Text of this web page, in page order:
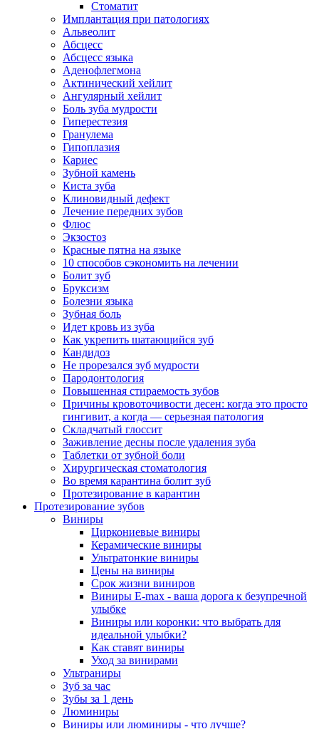
Стоматит
Имплантация при патологиях
Альвеолит
Абсцесс
Абсцесс языка
Аденофлегмона
Актинический хейлит
Ангулярный хейлит
Боль зуба мудрости
Гиперестезия
Гранулема
Гипоплазия
Кариес
Зубной камень
Киста зуба
Клиновидный дефект
Лечение передних зубов
Флюс
Экзостоз
Красные пятна на языке
10 способов сэкономить на лечении
Болит зуб
Бруксизм
Болезни языка
Зубная боль
Идет кровь из зуба
Как укрепить шатающийся зуб
Кандидоз
Не прорезался зуб мудрости
Пародонтология
Повышенная стираемость зубов
Причины кровоточивости десен: когда это просто
гингивит, а когда — серьезная патология
Складчатый глоссит
Заживление десны после удаления зуба
Таблетки от зубной боли
Хирургическая стоматология
Во время карантина болит зуб
Протезирование в карантин
Протезирование зубов
Виниры
Циркониевые виниры
Керамические виниры
Ультратонкие виниры
Цены на виниры
Срок жизни виниров
Виниры E-max - ваша дорога к безупречной
улыбке
Виниры или коронки: что выбрать для
идеальной улыбки?
Как ставят виниры
Уход за винирами
Ультраниры
Зуб за час
Зубы за 1 день
Люминиры
Виниры или люминиры - что лучше?